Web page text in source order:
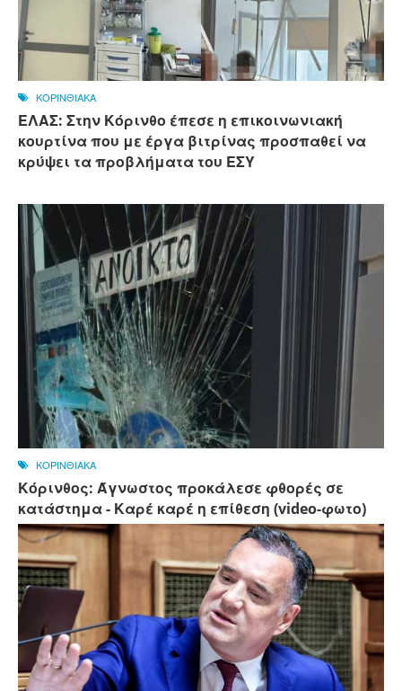
ΚΟΡΙΝΘΙΑΚΑ
ΕΛΑΣ: Στην Κόρινθο έπεσε η επικοινωνιακή
κουρτίνα που με έργα βιτρίνας προσπαθεί να
κρύψει τα προβλήματα του ΕΣΥ
ΚΟΡΙΝΘΙΑΚΑ
Κόρινθος: Άγνωστος προκάλεσε φθορές σε
κατάστημα - Καρέ καρέ η επίθεση (video-φωτο)